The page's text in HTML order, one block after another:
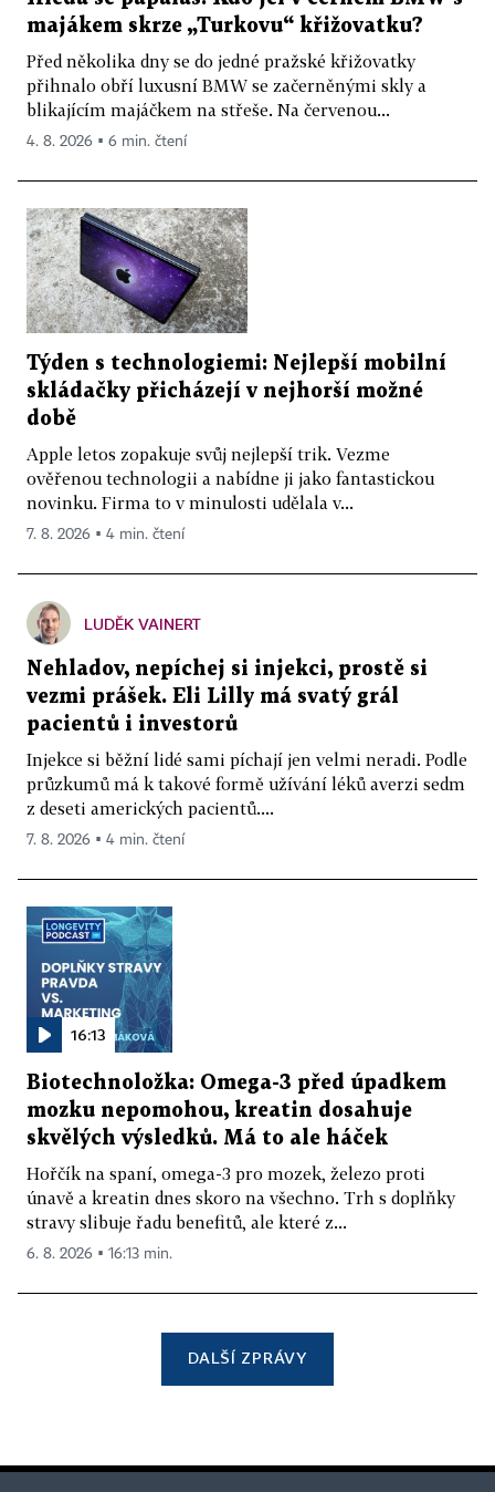
majákem skrze „Turkovu“ křižovatku?
Před několika dny se do jedné pražské křižovatky
přihnalo obří luxusní BMW se začerněnými skly a
blikajícím majáčkem na střeše. Na červenou...
4. 8. 2026 ▪ 6 min. čtení
Týden s technologiemi: Nejlepší mobilní
skládačky přicházejí v nejhorší možné
době
Apple letos zopakuje svůj nejlepší trik. Vezme
ověřenou technologii a nabídne ji jako fantastickou
novinku. Firma to v minulosti udělala v...
7. 8. 2026 ▪ 4 min. čtení
LUDĚK VAINERT
Nehladov, nepíchej si injekci, prostě si
vezmi prášek. Eli Lilly má svatý grál
pacientů i investorů
Injekce si běžní lidé sami píchají jen velmi neradi. Podle
průzkumů má k takové formě užívání léků averzi sedm
z deseti amerických pacientů....
7. 8. 2026 ▪ 4 min. čtení
16:13
Biotechnoložka: Omega-3 před úpadkem
mozku nepomohou, kreatin dosahuje
skvělých výsledků. Má to ale háček
Hořčík na spaní, omega-3 pro mozek, železo proti
únavě a kreatin dnes skoro na všechno. Trh s doplňky
stravy slibuje řadu benefitů, ale které z...
6. 8. 2026 ▪ 16:13 min.
DALŠÍ ZPRÁVY